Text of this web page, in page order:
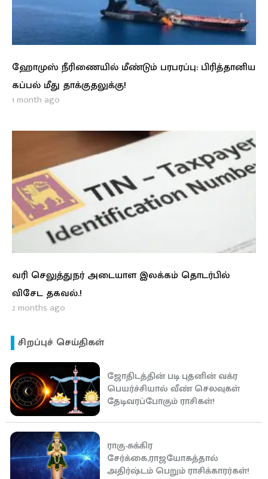
ஹோமுஸ் நீரிணையில் மீண்டும் பரபரப்பு: பிரித்தானிய
கப்பல் மீது தாக்குதலுக்கு!
1 month ago
வரி செலுத்துநர் அடையாள இலக்கம் தொடர்பில்
விசேட தகவல்.!
2 months ago
சிறப்புச் செய்திகள்
ஜோதிடத்தின் படி புதனின் வக்ர
பெயர்ச்சியால் வீண் செலவுகள்
தேடிவரப்போகும் ராசிகள்!
ராகு-சுக்கிர
சேர்க்கை,ராஜயோகத்தால்
அதிர்ஷ்டம் பெறும் ராசிக்காரர்கள்!